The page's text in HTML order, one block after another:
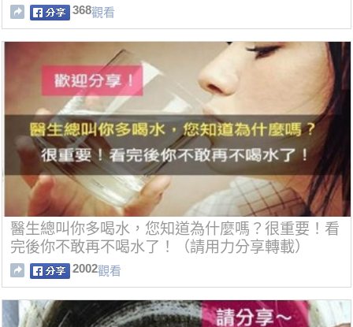
368觀看
醫生總叫你多喝水，您知道為什麼嗎？很重要！看
完後你不敢再不喝水了！（請用力分享轉載）
2002觀看